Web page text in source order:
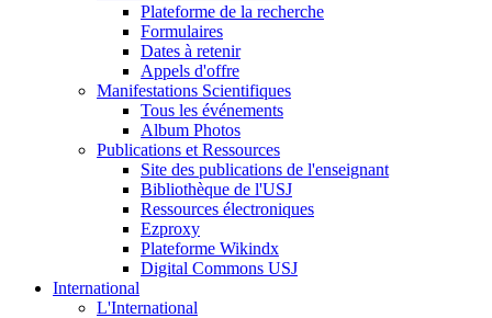
Plateforme de la recherche
Formulaires
Dates à retenir
Appels d'offre
Manifestations Scientifiques
Tous les événements
Album Photos
Publications et Ressources
Site des publications de l'enseignant
Bibliothèque de l'USJ
Ressources électroniques
Ezproxy
Plateforme Wikindx
Digital Commons USJ
International
L'International